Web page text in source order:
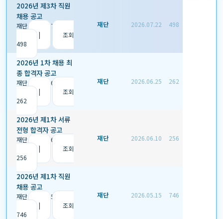
2026년 제3차 직원
채용 공고
재단| 2026.07.22
|
조회
498
재단 2026.07.22 498
2026년 1차 채용 최
종 합격자 공고
재단 2026.06.25
|
조회
262
재단 2026.06.25 262
2026년 제1차 서류
전형 합격자 공고
재단 2026.06.10
|
조회
256
재단 2026.06.10 256
2026년 제1차 직원
채용 공고
재단 2026.05.15
|
조회
746
재단 2026.05.15 746